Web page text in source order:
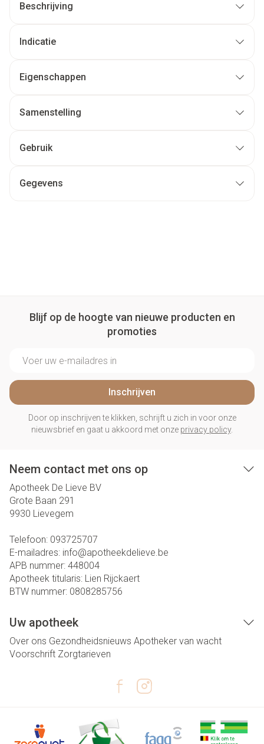
Beschrijving
Indicatie
Eigenschappen
Samenstelling
Gebruik
Gegevens
Blijf op de hoogte van nieuwe producten en
promoties
Inschrijven
Door op inschrijven te klikken, schrijft u zich in voor onze
nieuwsbrief en gaat u akkoord met onze privacy policy.
Neem contact met ons op
Apotheek De Lieve BV
Grote Baan 291
9930 Lievegem
Telefoon: 093725707
E-mailadres: info@apotheekdelieve.be
APB nummer: 448004
Apotheek titularis: Lien Rijckaert
BTW nummer: 0808285756
Uw apotheek
Over ons Gezondheidsnieuws Apotheker van wacht
Voorschrift Zorgtarieven